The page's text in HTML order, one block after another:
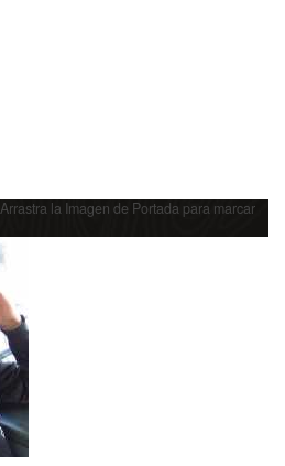
Arrastra la Imagen de Portada para marcar